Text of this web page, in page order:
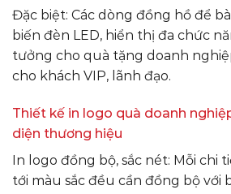
Đặc biệt: Các dòng đồng hồ để
biến đèn LED, hiển thị đa chức
tưởng cho quà tặng doanh
cho khách VIP, lãnh đạo.
Thiết kế in logo quà doanh
diện thương hiệu
In logo đồng bộ, sắc nét: Mỗi chi
tới màu sắc đều cần đồng bộ với